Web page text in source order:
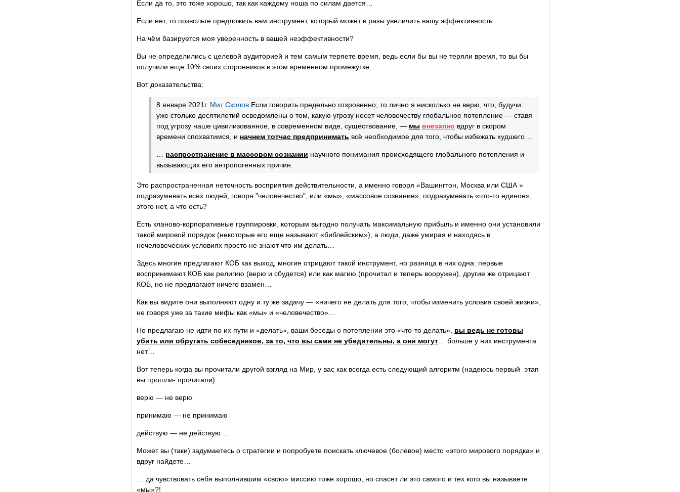
Если да то, это тоже хорошо, так как каждому ноша по силам дается…
Если нет, то позвольте предложить вам инструмент, который может в разы увеличить вашу эффективность.
На чём базируется моя уверенность в вашей неэффективности?
Вы не определились с целевой аудиторией и тем самым теряете время, ведь если бы вы не теряли время, то вы бы
получили еще 10% своих сторонников в этом временном промежутке.
Вот доказательства:
8 января 2021г. Мит Сколов Если говорить предельно откровенно, то лично я нисколько не верю, что, будучи
уже столько десятилетий осведомлены о том, какую угрозу несет человечеству глобальное потепление — ставя
под угрозу наше цивилизованное, в современном виде, существование, — мы внезапно вдруг в скором
времени спохватимся, и начнем тотчас предпринимать всё необходимое для того, чтобы избежать худшего…
распространение в массовом сознании научного понимания происходящего глобального потепления и
вызывающих его антропогенных причин.
Это распространенная неточность восприятия действительности, а именно говоря «Вашингтон, Москва или США »
подразумевать всех людей, говоря "человечество", или «мы», «массовое сознание», подразумевать «что-то единое»,
этого нет, а что есть?
Есть кланово-корпоративные группировки, которым выгодно получать максимальную прибыль и именно они установили
такой мировой порядок (некоторые его еще называют «библейским»), а люди, даже умирая и находясь в
нечеловеческих условиях просто не знают что им делать…
Здесь многие предлагают КОБ как выход, многие отрицают такой инструмент, но разница в них одна: первые
воспринимают КОБ как религию (верю и сбудется) или как магию (прочитал и теперь вооружен), другие же отрицают
КОБ, но не предлагают ничего взамен…
Как вы видите они выполняют одну и ту же задачу — «ничего не делать для того, чтобы изменить условия своей жизни»,
не говоря уже за такие мифы как «мы» и «человечество»…
Но предлагаю не идти по их пути и «делать», ваши беседы о потеплении это «что-то делать», вы ведь не готовы
убить или обругать собеседников, за то, что вы сами не убедительны, а они могут … больше у них инструмента
нет…
Вот теперь когда вы прочитали другой взгляд на Мир, у вас как всегда есть следующий алгоритм (надеюсь первый этап
вы прошли- прочитали):
верю — не верю
принимаю — не принимаю
действую — не действую…
Может вы (таки) задумаетесь о стратегии и попробуете поискать ключевое (болевое) место «этого мирового порядка» и
вдруг найдете…
… да чувствовать себя выполнившим «свою» миссию тоже хорошо, но спасет ли это самого и тех кого вы называете
«мы»?!